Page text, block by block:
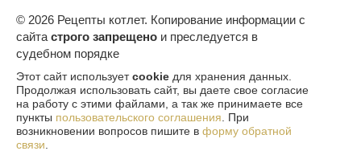
© 2026 Рецепты котлет. Копирование информации с
сайта строго запрещено и преследуется в
судебном порядке
Этот сайт использует cookie для хранения данных.
Продолжая использовать сайт, вы даете свое согласие
на работу с этими файлами, а так же принимаете все
пункты пользовательского соглашения. При
возникновении вопросов пишите в форму обратной
связи.